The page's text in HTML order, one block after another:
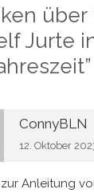
über
Jurte
”
ConnyBLN
12. Oktober
Anleitung